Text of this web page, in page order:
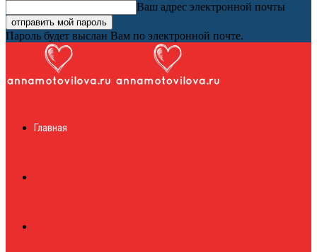
Ваш адрес электронной почты
Пароль будет выслан Вам по электронной почте.
журналГлавная